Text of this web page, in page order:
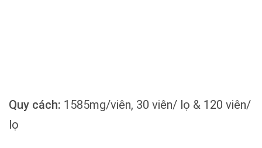
Quy cách: 1585mg/viên, 30 viên/ lọ & 120 viên/
lọ